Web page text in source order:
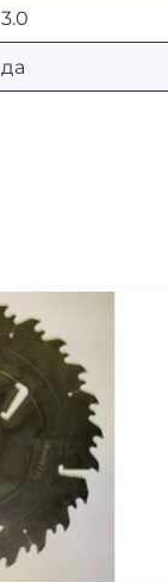
3.0
да